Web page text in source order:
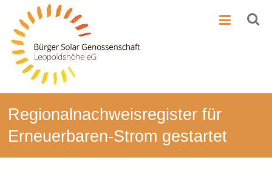
Inhalt
springen
BSG-
Leo
Bürger-
Solar-
Genossenschaft
Leopoldshöhe
Regionalnachweisregister für
Erneuerbaren-Strom gestartet